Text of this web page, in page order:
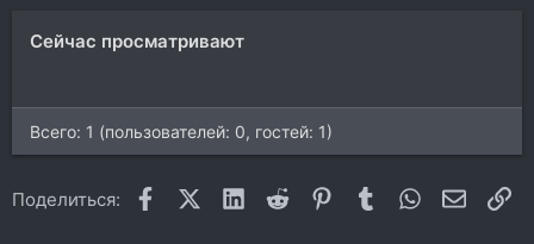
Сейчас просматривают
Всего: 1 (пользователей: 0, гостей: 1)
Поделиться: FacebookX (Twitter)
LinkedIn
Reddit Pinterest
Tumblr WhatsApp